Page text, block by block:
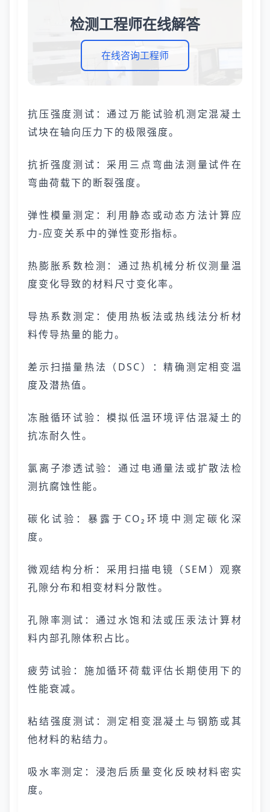
检测工程师在线解答
在线咨询工程师
抗压强度测试：通过万能试验机测定混凝土
试块在轴向压力下的极限强度。
抗折强度测试：采用三点弯曲法测量试件在
弯曲荷载下的断裂强度。
弹性模量测定：利用静态或动态方法计算应
力-应变关系中的弹性变形指标。
热膨胀系数检测：通过热机械分析仪测量温
度变化导致的材料尺寸变化率。
导热系数测定：使用热板法或热线法分析材
料传导热量的能力。
差示扫描量热法（DSC）：精确测定相变温
度及潜热值。
冻融循环试验：模拟低温环境评估混凝土的
抗冻耐久性。
氯离子渗透试验：通过电通量法或扩散法检
测抗腐蚀性能。
碳化试验：暴露于CO₂环境中测定碳化深
度。
微观结构分析：采用扫描电镜（SEM）观察
孔隙分布和相变材料分散性。
孔隙率测试：通过水饱和法或压汞法计算材
料内部孔隙体积占比。
疲劳试验：施加循环荷载评估长期使用下的
性能衰减。
粘结强度测试：测定相变混凝土与钢筋或其
他材料的粘结力。
吸水率测定：浸泡后质量变化反映材料密实
度。